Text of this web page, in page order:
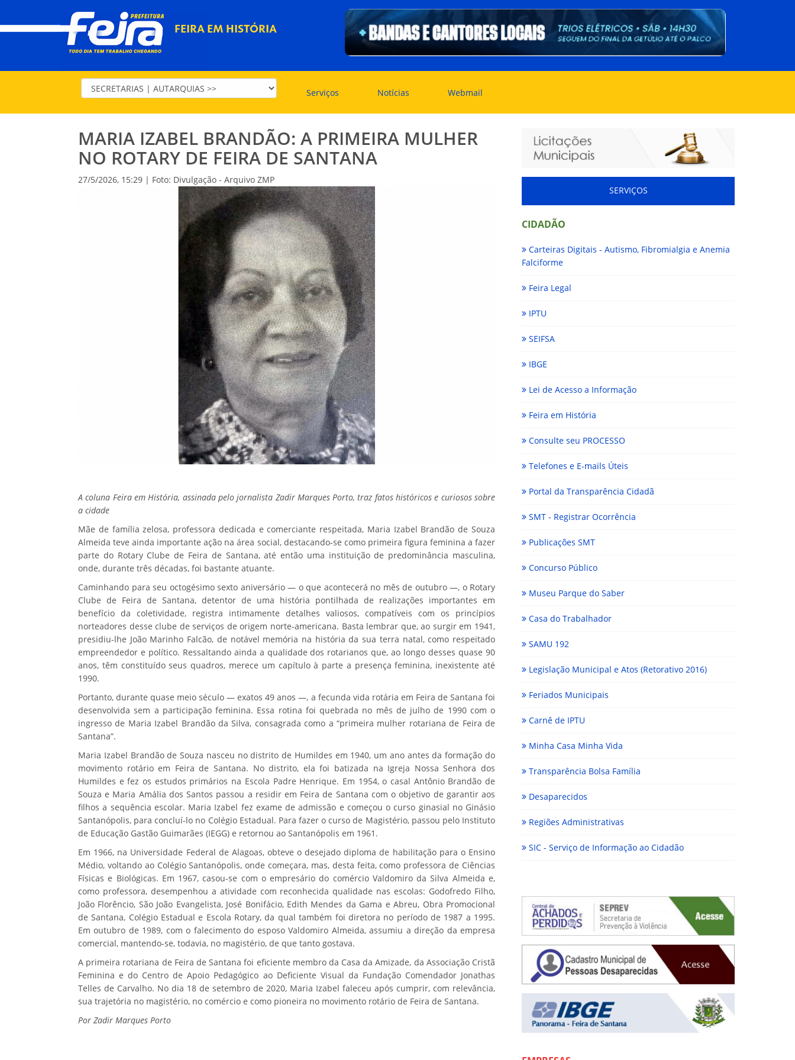
FEIRA EM HISTÓRIA
Serviços Notícias Webmail
MARIA IZABEL BRANDÃO: A PRIMEIRA MULHER
NO ROTARY DE FEIRA DE SANTANA
27/5/2026, 15:29 | Foto: Divulgação - Arquivo ZMP
A coluna Feira em História, assinada pelo jornalista Zadir Marques Porto, traz fatos históricos e curiosos sobre
a cidade
Mãe de família zelosa, professora dedicada e comerciante respeitada, Maria Izabel Brandão de Souza
Almeida teve ainda importante ação na área social, destacando-se como primeira figura feminina a fazer
parte do Rotary Clube de Feira de Santana, até então uma instituição de predominância masculina,
onde, durante três décadas, foi bastante atuante.
Caminhando para seu octogésimo sexto aniversário — o que acontecerá no mês de outubro —, o Rotary
Clube de Feira de Santana, detentor de uma história pontilhada de realizações importantes em
benefício da coletividade, registra intimamente detalhes valiosos, compatíveis com os princípios
norteadores desse clube de serviços de origem norte-americana. Basta lembrar que, ao surgir em 1941,
presidiu-lhe João Marinho Falcão, de notável memória na história da sua terra natal, como respeitado
empreendedor e político. Ressaltando ainda a qualidade dos rotarianos que, ao longo desses quase 90
anos, têm constituído seus quadros, merece um capítulo à parte a presença feminina, inexistente até
1990.
Portanto, durante quase meio século — exatos 49 anos —, a fecunda vida rotária em Feira de Santana foi
desenvolvida sem a participação feminina. Essa rotina foi quebrada no mês de julho de 1990 com o
ingresso de Maria Izabel Brandão da Silva, consagrada como a “primeira mulher rotariana de Feira de
Santana”.
Maria Izabel Brandão de Souza nasceu no distrito de Humildes em 1940, um ano antes da formação do
movimento rotário em Feira de Santana. No distrito, ela foi batizada na Igreja Nossa Senhora dos
Humildes e fez os estudos primários na Escola Padre Henrique. Em 1954, o casal Antônio Brandão de
Souza e Maria Amália dos Santos passou a residir em Feira de Santana com o objetivo de garantir aos
filhos a sequência escolar. Maria Izabel fez exame de admissão e começou o curso ginasial no Ginásio
Santanópolis, para concluí-lo no Colégio Estadual. Para fazer o curso de Magistério, passou pelo Instituto
de Educação Gastão Guimarães (IEGG) e retornou ao Santanópolis em 1961.
Em 1966, na Universidade Federal de Alagoas, obteve o desejado diploma de habilitação para o Ensino
Médio, voltando ao Colégio Santanópolis, onde começara, mas, desta feita, como professora de Ciências
Físicas e Biológicas. Em 1967, casou-se com o empresário do comércio Valdomiro da Silva Almeida e,
como professora, desempenhou a atividade com reconhecida qualidade nas escolas: Godofredo Filho,
João Florêncio, São João Evangelista, José Bonifácio, Edith Mendes da Gama e Abreu, Obra Promocional
de Santana, Colégio Estadual e Escola Rotary, da qual também foi diretora no período de 1987 a 1995.
Em outubro de 1989, com o falecimento do esposo Valdomiro Almeida, assumiu a direção da empresa
comercial, mantendo-se, todavia, no magistério, de que tanto gostava.
A primeira rotariana de Feira de Santana foi eficiente membro da Casa da Amizade, da Associação Cristã
Feminina e do Centro de Apoio Pedagógico ao Deficiente Visual da Fundação Comendador Jonathas
Telles de Carvalho. No dia 18 de setembro de 2020, Maria Izabel faleceu após cumprir, com relevância,
sua trajetória no magistério, no comércio e como pioneira no movimento rotário de Feira de Santana.
Por Zadir Marques Porto
SERVIÇOS
CIDADÃO
Carteiras Digitais - Autismo, Fibromialgia e Anemia
Falciforme
Feira Legal
IPTU
SEIFSA
IBGE
Lei de Acesso a Informação
Feira em História
Consulte seu PROCESSO
Telefones e E-mails Úteis
Portal da Transparência Cidadã
SMT - Registrar Ocorrência
Publicações SMT
Concurso Público
Museu Parque do Saber
Casa do Trabalhador
SAMU 192
Legislação Municipal e Atos (Retorativo 2016)
Feriados Municipais
Carnê de IPTU
Minha Casa Minha Vida
Transparência Bolsa Família
Desaparecidos
Regiões Administrativas
SIC - Serviço de Informação ao Cidadão